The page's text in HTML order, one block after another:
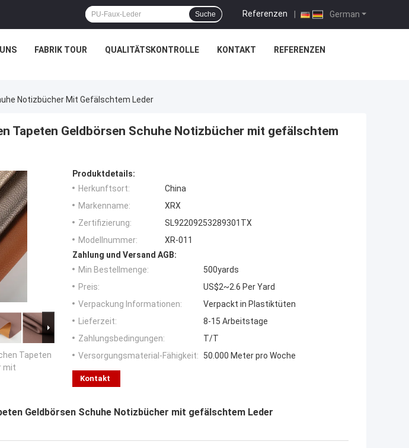
German
Referenzen |
Suche
FABRIK TOUR QUALITÄTSKONTROLLE KONTAKT REFERENZEN
Notizbücher Mit Gefälschtem Leder
Tapeten Geldbörsen Schuhe Notizbücher mit gefälschtem
Tapeten
mit
Produktdetails:
Herkunftsort:
China
Markenname:
XRX
Zertifizierung:
SL92209253289301TX
Modellnummer:
XR-011
Zahlung und Versand AGB:
Min Bestellmenge:
500yards
Preis:
US$2~2.6 Per Yard
Verpackung Informationen:
Verpackt in Plastiktüten
Lieferzeit:
8-15 Arbeitstage
Zahlungsbedingungen:
T/T
Versorgungsmaterial-Fähigkeit:
50.000 Meter pro Woche
Kontakt
Geldbörsen Schuhe Notizbücher mit gefälschtem Leder